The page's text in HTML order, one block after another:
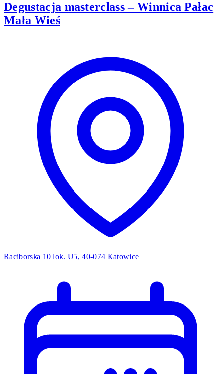
Degustacja masterclass – Winnica Pałac
Mała Wieś
Raciborska 10 lok. U5, 40-074 Katowice